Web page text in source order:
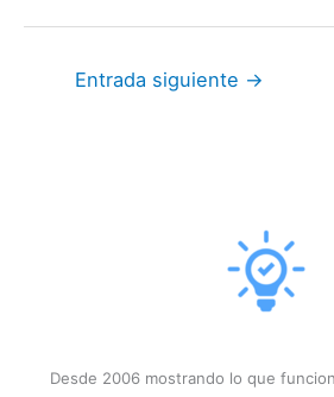
Entrada siguiente →
Desde 2006 mostrando lo que